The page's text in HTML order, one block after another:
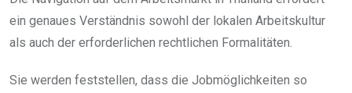
ein genaues Verständnis sowohl der lokalen Arbeitskultur
als auch der erforderlichen rechtlichen Formalitäten.
Sie werden feststellen, dass die Jobmöglichkeiten so